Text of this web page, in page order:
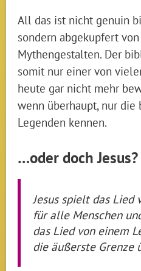
All das ist nicht genuin
sondern abgekupfert
Mythengestalten. Der
somit nur einer von
heute gar nicht mehr
wenn überhaupt, nur
Legenden kennen.
…oder doch Jesus?
Jesus spielt das Lied
für alle Menschen
das Lied von einem
die äußerste Grenze